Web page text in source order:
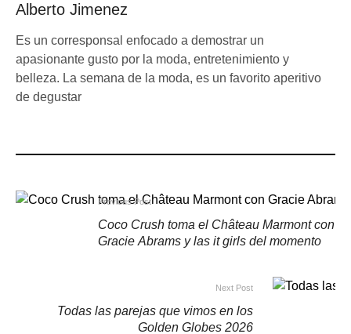
Alberto Jimenez
Es un corresponsal enfocado a demostrar un
apasionante gusto por la moda, entretenimiento y
belleza. La semana de la moda, es un favorito aperitivo
de degustar
Previous Post
Coco Crush toma el Château Marmont con
Gracie Abrams y las it girls del momento
Next Post
Todas las parejas que vimos en los
Golden Globes 2026